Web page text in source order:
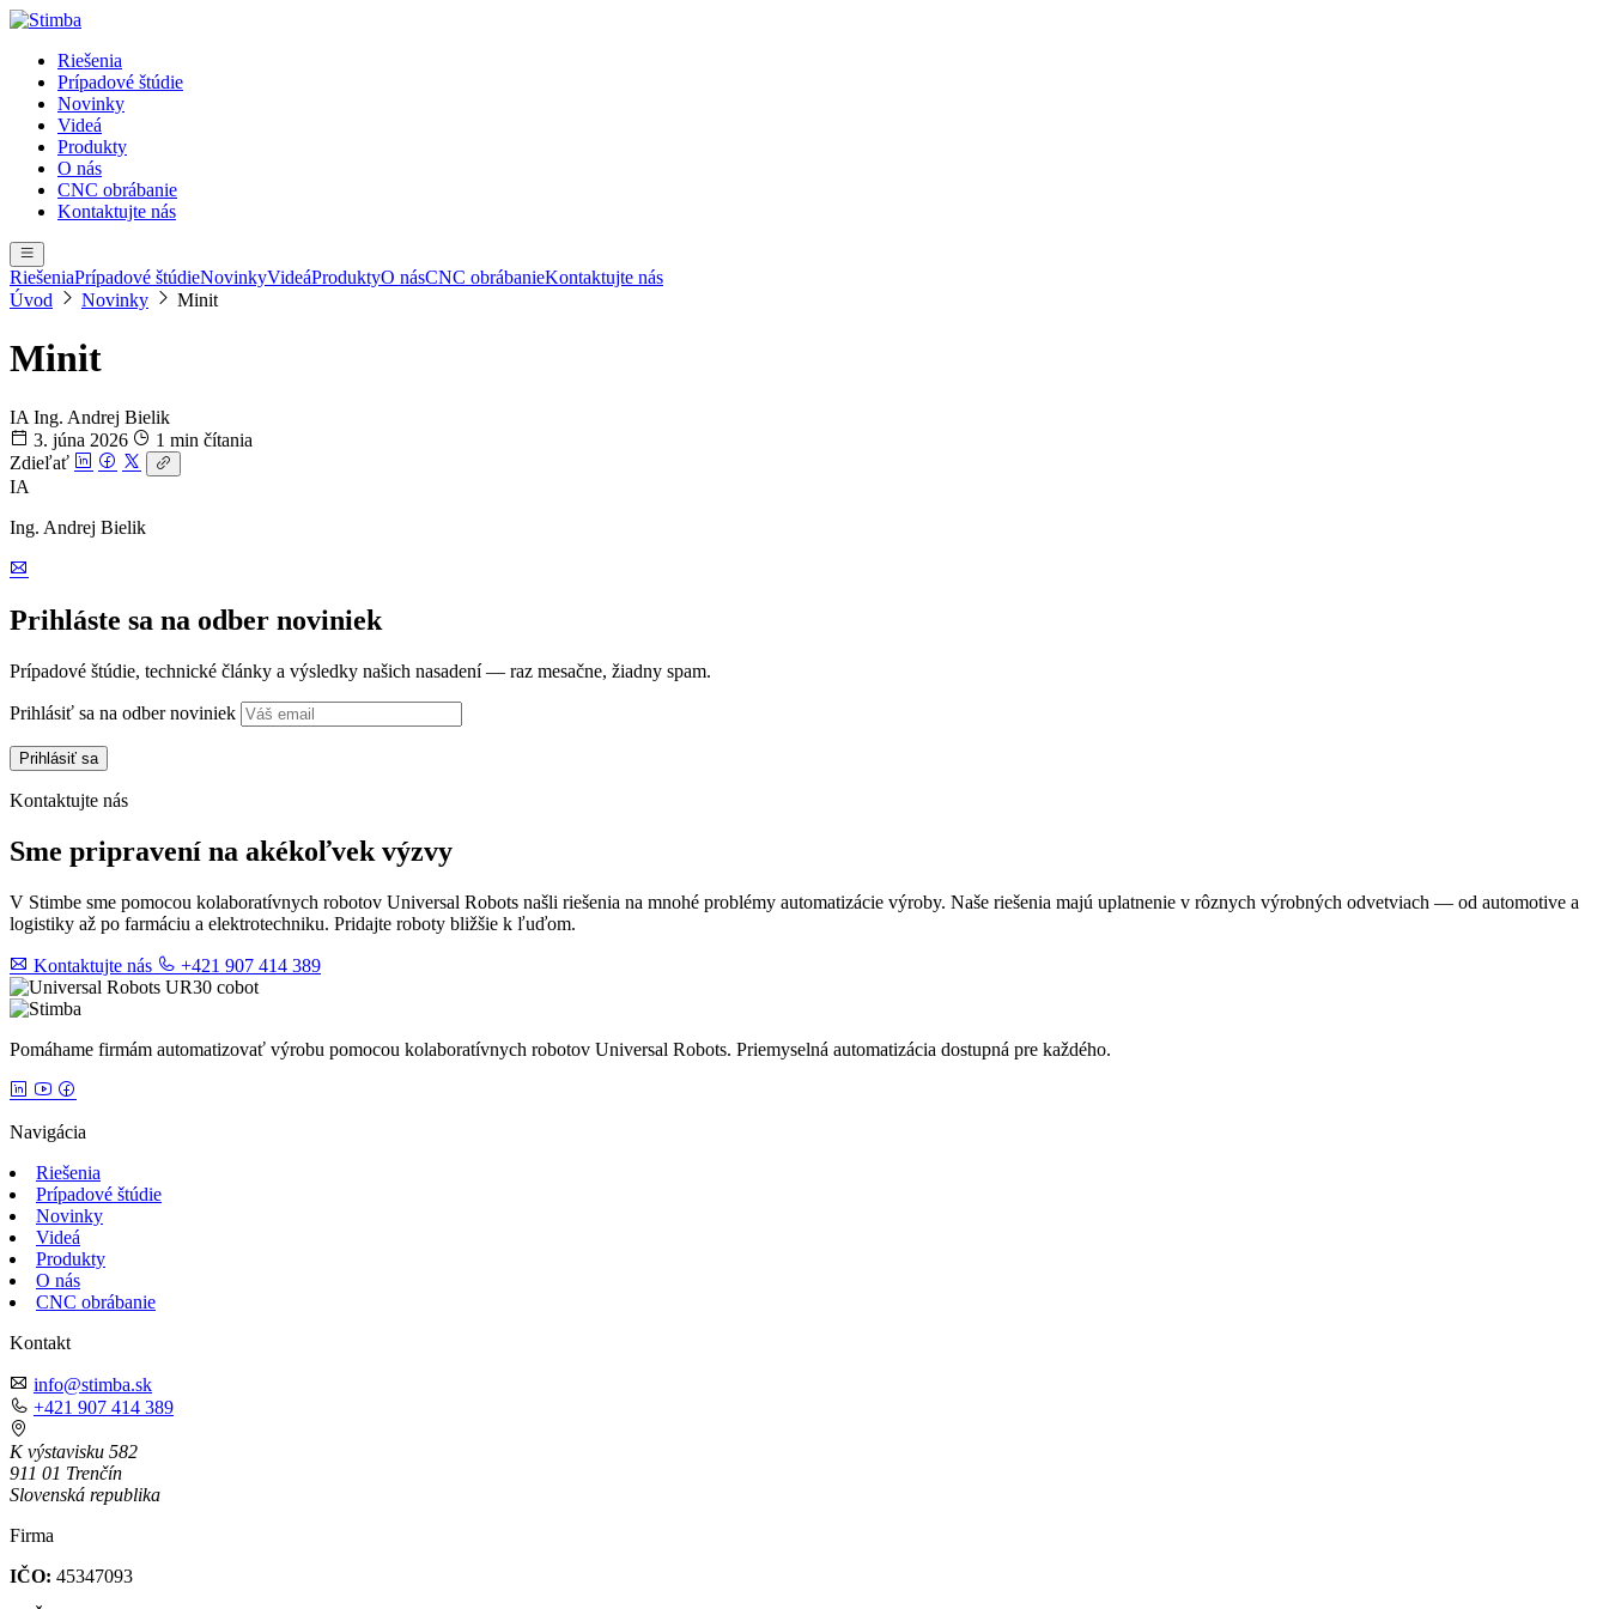
Riešenia
Prípadové štúdie
Novinky
Videá
Produkty
O nás
CNC obrábanie
Kontaktujte nás
RiešeniaPrípadové štúdieNovinkyVideáProduktyO násCNC obrábanieKontaktujte nás
Úvod
Novinky Minit
Minit
IA Ing. Andrej Bielik
3. júna 2026
1 min čítania
Zdieľať
IA
Ing. Andrej Bielik
Prihláste sa na odber noviniek
Prípadové štúdie, technické články a výsledky našich nasadení — raz mesačne, žiadny spam.
Prihlásiť sa na odber noviniek
Kontaktujte nás
Sme pripravení na akékoľvek výzvy
V Stimbe sme pomocou kolaboratívnych robotov Universal Robots našli riešenia na mnohé problémy automatizácie výroby. Naše riešenia majú uplatnenie v rôznych výrobných odvetviach — od automotive a
logistiky až po farmáciu a elektrotechniku. Pridajte roboty bližšie k ľuďom.
Kontaktujte nás +421 907 414 389
Pomáhame firmám automatizovať výrobu pomocou kolaboratívnych robotov Universal Robots. Priemyselná automatizácia dostupná pre každého.
Navigácia
Riešenia
Prípadové štúdie
Novinky
Videá
Produkty
O nás
CNC obrábanie
Kontakt
info@stimba.sk
+421 907 414 389
K výstavisku 582
911 01 Trenčín
Slovenská republika
Firma
IČO: 45347093